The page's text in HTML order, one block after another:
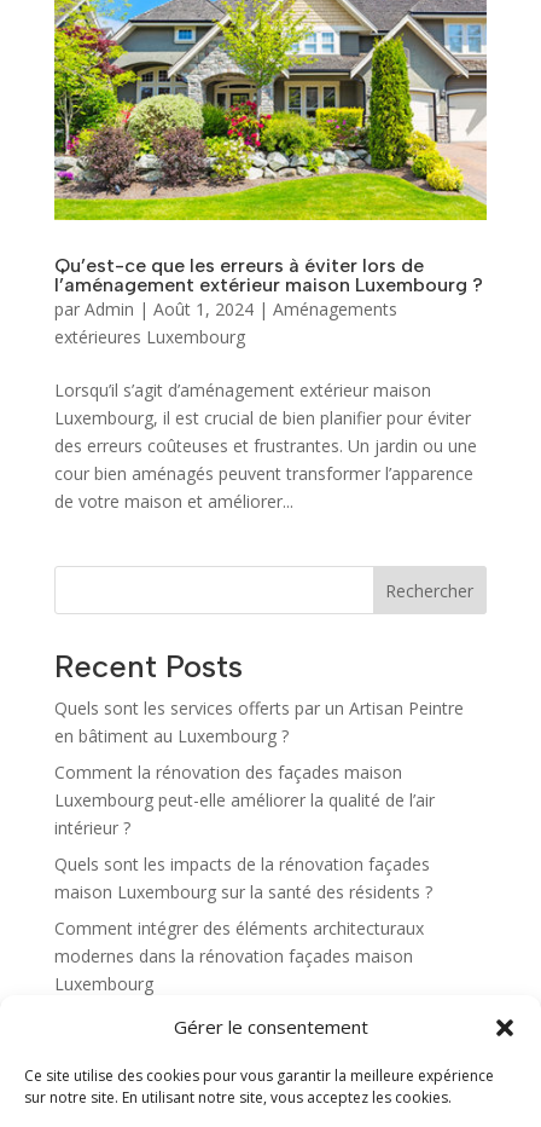
Gérer le consentement
Ce site utilise des cookies pour vous garantir la meilleure expérience
sur notre site. En utilisant notre site, vous acceptez les cookies.
Qu’est-ce que les erreurs à éviter lors de
l’aménagement extérieur maison Luxembourg ?
par Admin | Août 1, 2024| Aménagements
extérieures Luxembourg
Lorsqu’il s’agit d’aménagement extérieur maison
Luxembourg, il est crucial de bien planifier pour éviter
des erreurs coûteuses et frustrantes. Un jardin ou une
cour bien aménagés peuvent transformer l’apparence
de votre maison et améliorer...
Rechercher
Recent Posts
Quels sont les services offerts par un Artisan Peintre
en bâtiment au Luxembourg ?
Comment la rénovation des façades maison
Luxembourg peut-elle améliorer la qualité de l’air
intérieur ?
Quels sont les impacts de la rénovation façades
maison Luxembourg sur la santé des résidents ?
Comment intégrer des éléments architecturaux
modernes dans la rénovation façades maison
Luxembourg
Quels sont les pièges à éviter lors d’une rénovation
Recent Comments